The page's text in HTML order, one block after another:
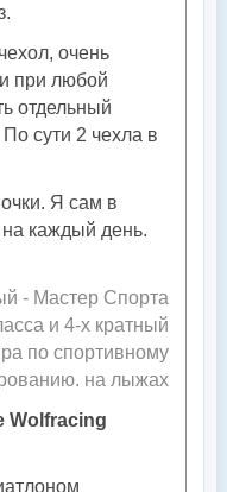
очень
при любой
отдельный
сути 2 чехла в
Я сам в
на каждый день.
- Мастер Спорта
и 4-х кратный
по спортивному
на лыжах
Wolfracing